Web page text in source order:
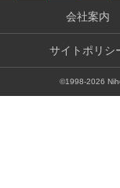
会社案内
サイトポリシ
©1998-2026